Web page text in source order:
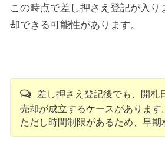
この時点で差し押さえ登記が入り
却できる可能性があります。
差し押さえ登記後でも、開札
売却が成立するケースがあります
ただし時間制限があるため、早期